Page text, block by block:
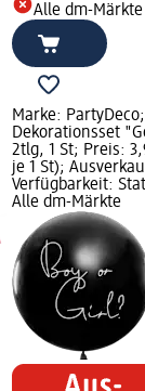
Alle dm-Märkte
Marke:
Dekorationsset
2tlg, 1 St; Preis:
je 1 St);
Verfügbarkeit:
Alle dm-Märkte